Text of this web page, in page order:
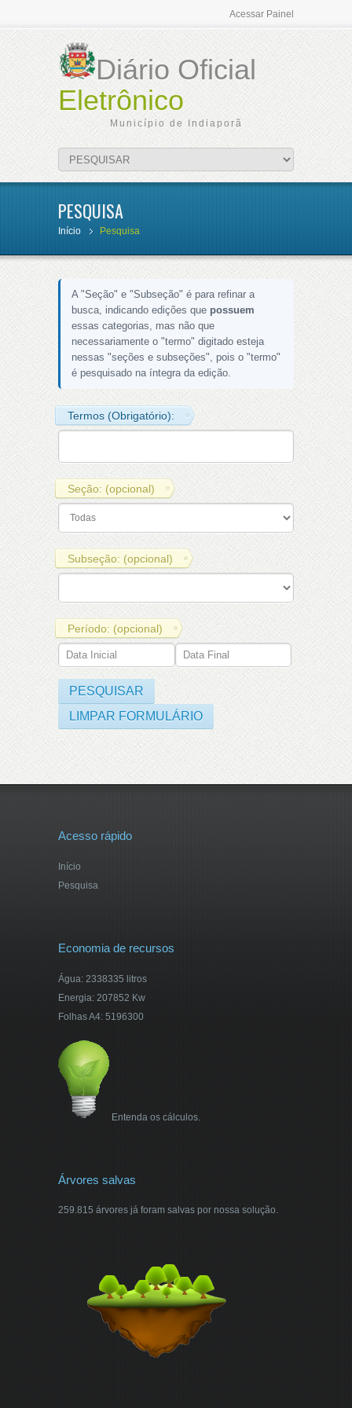
Acessar Painel
Diário Oficial
Eletrônico
Município de Indiaporã
PESQUISA
Início Pesquisa
A "Seção" e "Subseção" é para refinar a
busca, indicando edições que possuem
essas categorias, mas não que
necessariamente o "termo" digitado esteja
nessas "seções e subseções", pois o "termo"
é pesquisado na íntegra da edição.
Termos (Obrigatório):
Seção: (opcional)
Subseção: (opcional)
Período: (opcional)
Acesso rápido
Início
Pesquisa
Economia de recursos
Água: 2338335 litros
Energia: 207852 Kw
Folhas A4: 5196300
Entenda os cálculos.
Árvores salvas
259.815 árvores já foram salvas por nossa solução.